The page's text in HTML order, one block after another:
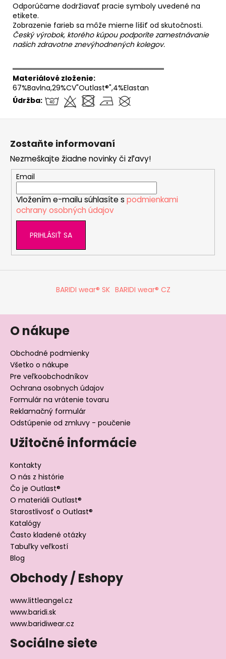
Odporúčame dodržiavať pracie symboly uvedené na
etikete.
Zobrazenie farieb sa môže mierne líšiť od skutočnosti.
Český výrobok, ktorého kúpou podporíte zamestnávanie
našich zdravotne znevýhodnených kolegov.
══════════════════════════════
Materiálové zloženie:
67%Bavlna,29%CV"Outlast®",4%Elastan
Údržba:
Zostaňte informovaní
Nezmeškajte žiadne novinky či zľavy!
Email
Vložením e-mailu súhlasíte s podmienkami
ochrany osobných údajov
PRIHLÁSIŤ SA
BARIDI wear® SK BARIDI wear® CZ
O nákupe
Obchodné podmienky
Všetko o nákupe
Pre veľkoobchodníkov
Ochrana osobnych údajov
Formulár na vrátenie tovaru
Reklamačný formulár
Odstúpenie od zmluvy - poučenie
Užitočné informácie
Kontakty
O nás z histórie
Čo je Outlast®
O materiáli Outlast®
Starostlivosť o Outlast®
Katalógy
Často kladené otázky
Tabuľky veľkostí
Blog
Obchody / Eshopy
www.littleangel.cz
www.baridi.sk
www.baridiwear.cz
Sociálne siete